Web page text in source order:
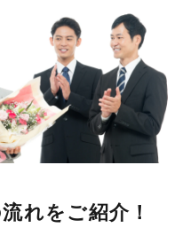
れをご紹介！
アイプリモについて